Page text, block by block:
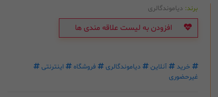
برند: دیاموندگالری
افزودن به لیست علاقه مندی ها
خرید آنلاین دیاموندگالری فروشگاه
اینترنتی
غیرحضوری